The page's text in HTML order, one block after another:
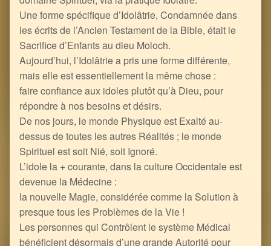
Une forme spécifique d’Idolâtrie, Condamnée dans
les écrits de l’Ancien Testament de la Bible, était le
Sacrifice d’Enfants au dieu Moloch.
Aujourd’hui, l’Idolâtrie a pris une forme différente,
mais elle est essentiellement la même chose :
faire confiance aux idoles plutôt qu’à Dieu, pour
répondre à nos besoins et désirs.
De nos jours, le monde Physique est Exalté au-
dessus de toutes les autres Réalités ; le monde
Spirituel est soit Nié, soit Ignoré.
L’idole la + courante, dans la culture Occidentale est
devenue la Médecine :
la nouvelle Magie, considérée comme la Solution à
presque tous les Problèmes de la Vie !
Les personnes qui Contrôlent le système Médical
bénéficient désormais d’une grande Autorité pour